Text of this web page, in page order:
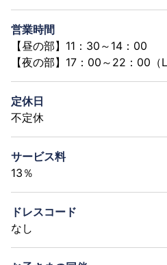
営業時間
【昼の部】11：30～14：00
【夜の部】17：00～22：00（
定休日
不定休
サービス料
13％
ドレスコード
なし